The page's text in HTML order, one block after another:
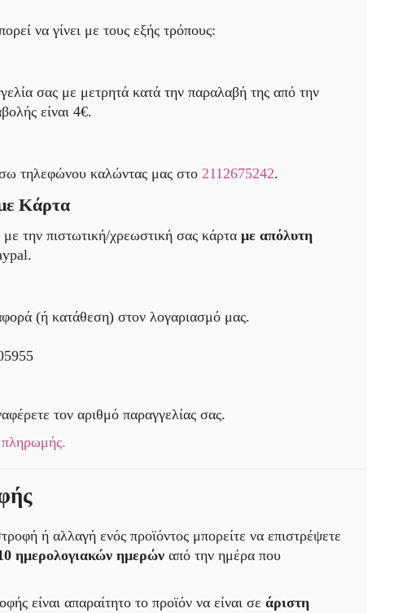
να γίνει με τους εξής τρόπους:
σας με μετρητά κατά την παραλαβή της από την
είναι 4€.
τηλεφώνου καλώντας μας στο 2112675242.
Κάρτα
την πιστωτική/χρεωστική σας κάρτα με απόλυτη
(ή κατάθεση) στον λογαριασμό μας.
τον αριθμό παραγγελίας σας.
ή αλλαγή ενός προϊόντος μπορείτε να επιστρέψετε
ημερολογιακών ημερώναπό την ημέρα που
είναι απαραίτητο το προϊόν να είναι σε άριστη